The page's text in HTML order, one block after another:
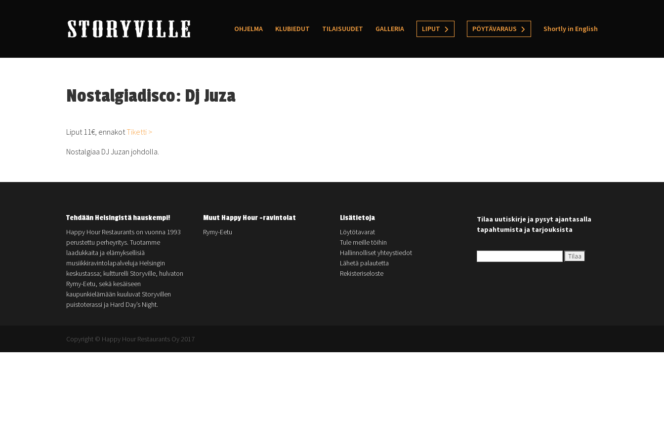
OHJELMA KLUBIEDUT TILAISUUDET GALLERIA LIPUT PÖYTÄVARAUS Shortly in English
Nostalgiadisco: Dj Juza
Liput 11€, ennakotTiketti >
Nostalgiaa DJ Juzan johdolla.
Tehdään Helsingistä hauskempi!
Happy Hour Restaurants on vuonna 1993
perustettu perheyritys. Tuotamme
laadukkaita ja elämyksellisiä
musiikkiravintolapalveluja Helsingin
keskustassa; kultturelli Storyville, hulvaton
Rymy-Eetu, sekä kesäiseen
kaupunkielämään kuuluvat Storyvillen
puistoterassi ja Hard Day’s Night.
Muut Happy Hour -ravintolat
Rymy-Eetu
Lisätietoja
Löytötavarat
Tule meille töihin
Hallinnolliset yhteystiedot
Lähetä palautetta
Rekisteriseloste
Tilaa uutiskirje ja pysyt ajantasalla
tapahtumista ja tarjouksista
Copyright © Happy Hour Restaurants Oy 2017